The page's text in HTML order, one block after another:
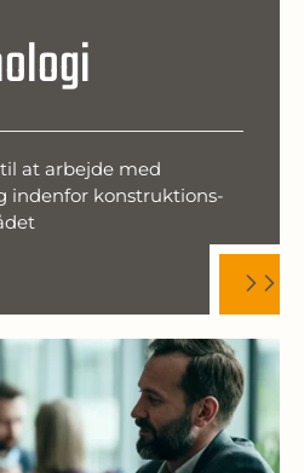
at arbejde med
indenfor konstruktions-